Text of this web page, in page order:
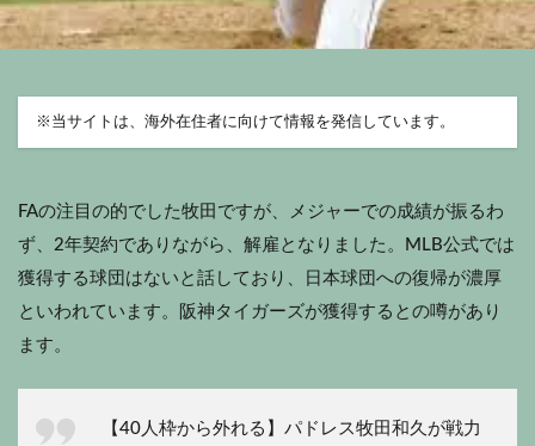
※ 当サイトは、海外在住者に向けて情報を発信しています。
FAの注目の的でした牧田ですが、メジャーでの成績が振るわ
ず、2年契約でありながら、解雇となりました。MLB公式では
獲得する球団はないと話しており、日本球団への復帰が濃厚
といわれています。阪神タイガーズが獲得するとの噂があり
ます。
【40人枠から外れる】パドレス牧田和久が戦力